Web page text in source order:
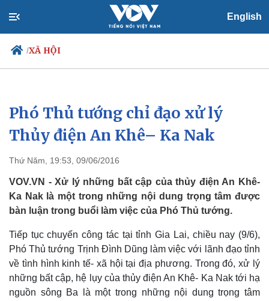
English
/XÃ HỘI
Chính trị
Đảng
Tổ chức nhân sự
Nhận diện sự thật
Xã hội
Tin 24h
Dự báo thời tiết
Việc làm
Biển đảo
​Phó Thủ tướng chỉ đạo xử lý
Thủy điện An Khê– Ka Nak
Thứ Năm, 19:53, 09/06/2016
VOV.VN - Xử lý những bất cập của thủy điện An Khê-
Ka Nak là một trong những nội dung trọng tâm được
bàn luận trong buổi làm việc của Phó Thủ tướng.
Tiếp tục chuyến công tác tại tỉnh Gia Lai, chiều nay (9/6),
Phó Thủ tướng Trịnh Đình Dũng làm việc với lãnh đạo tỉnh
về tình hình kinh tế- xã hội tại địa phương. Trong đó, xử lý
những bất cập, hệ lụy của thủy điện An Khê- Ka Nak tới hạ
nguồn sông Ba là một trong những nội dung trọng tâm